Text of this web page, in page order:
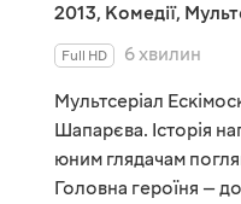
2013, Комедії,
Full HD
6 хвилин
Мультсеріал
Шапарєва. Історія
юним глядачам
Головна героїня —